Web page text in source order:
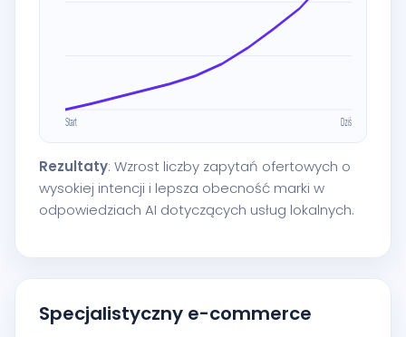
Rezultaty: Wzrost liczby zapytań ofertowych o
wysokiej intencji i lepsza obecność marki w
odpowiedziach AI dotyczących usług lokalnych.
Specjalistyczny e-commerce